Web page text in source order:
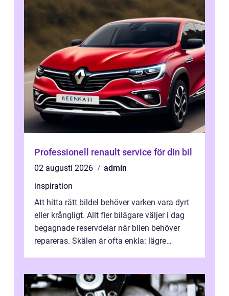
Professionell renault service för din bil
02 augusti 2026
admin
inspiration
Att hitta rätt bildel behöver varken vara dyrt
eller krångligt. Allt fler bilägare väljer i dag
begagnade reservdelar när bilen behöver
repareras. Skälen är ofta enkla: lägre